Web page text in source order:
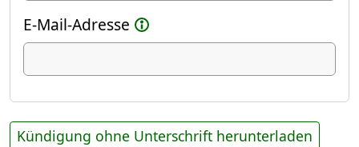
E-Mail-Adresse
Kündigung ohne Unterschrift herunterladen